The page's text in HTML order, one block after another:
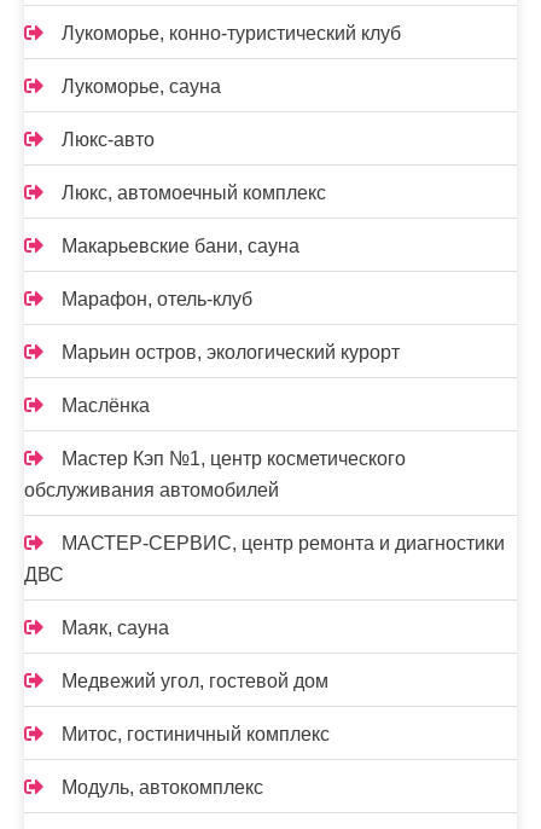
Лукоморье, конно-туристический клуб
Лукоморье, сауна
Люкс-авто
Люкс, автомоечный комплекс
Макарьевские бани, сауна
Марафон, отель-клуб
Марьин остров, экологический курорт
Маслёнка
Мастер Кэп №1, центр косметического
обслуживания автомобилей
МАСТЕР-СЕРВИС, центр ремонта и диагностики
ДВС
Маяк, сауна
Медвежий угол, гостевой дом
Митос, гостиничный комплекс
Модуль, автокомплекс